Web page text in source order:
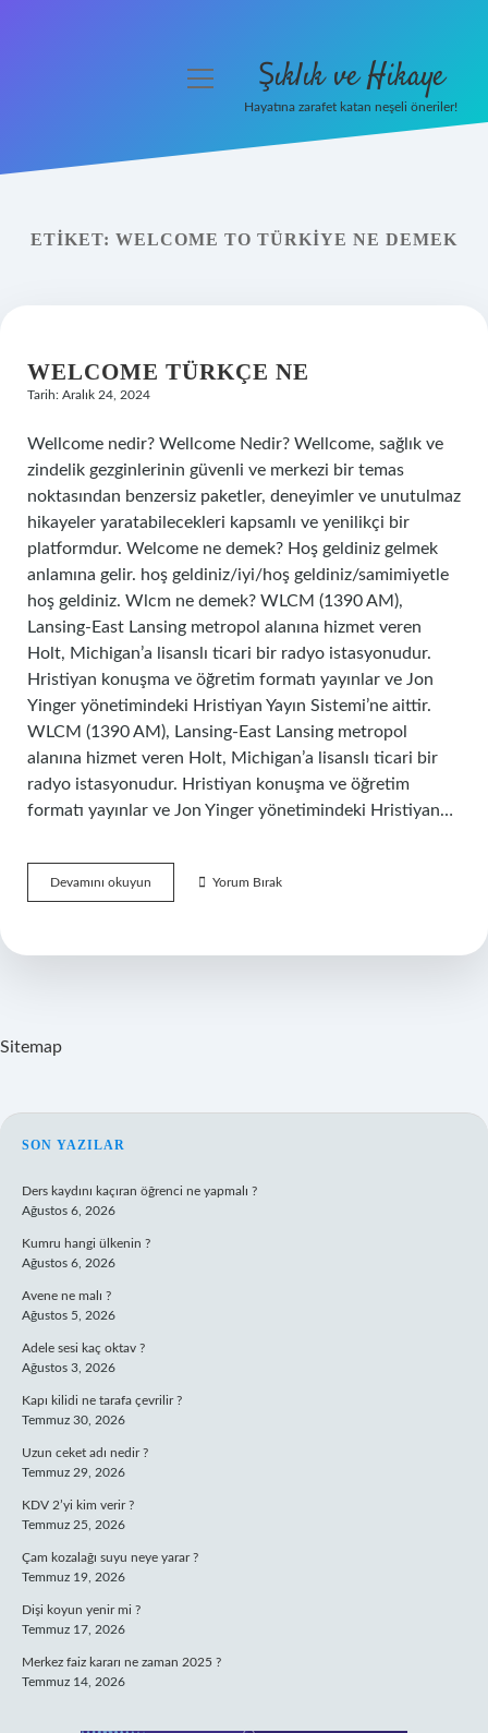
Yasal Uyarı
menüyü
Şıklık ve Hikaye
Hayatına zarafet katan neşeli öneriler!
ETIKET: WELCOME TO TÜRKIYE NE DEMEK
WELCOME TÜRKÇE NE
Tarih: Aralık 24, 2024
Wellcome nedir? Wellcome Nedir? Wellcome, sağlık ve
zindelik gezginlerinin güvenli ve merkezi bir temas
noktasından benzersiz paketler, deneyimler ve unutulmaz
hikayeler yaratabilecekleri kapsamlı ve yenilikçi bir
platformdur. Welcome ne demek? Hoş geldiniz gelmek
anlamına gelir. hoş geldiniz/iyi/hoş geldiniz/samimiyetle
hoş geldiniz. Wlcm ne demek? WLCM (1390 AM),
Lansing-East Lansing metropol alanına hizmet veren
Holt, Michigan’a lisanslı ticari bir radyo istasyonudur.
Hristiyan konuşma ve öğretim formatı yayınlar ve Jon
Yinger yönetimindeki Hristiyan Yayın Sistemi’ne aittir.
WLCM (1390 AM), Lansing-East Lansing metropol
alanına hizmet veren Holt, Michigan’a lisanslı ticari bir
radyo istasyonudur. Hristiyan konuşma ve öğretim
formatı yayınlar ve Jon Yinger yönetimindeki Hristiyan…
Devamını okuyun Welcome
Türkçe
Yorum Bırak
Sitemap
SIDEBAR
SON YAZILAR
Ders kaydını kaçıran öğrenci ne yapmalı ?
Ağustos 6, 2026
Kumru hangi ülkenin ?
Ağustos 6, 2026
Avene ne malı ?
Ağustos 5, 2026
Adele sesi kaç oktav ?
Ağustos 3, 2026
Kapı kilidi ne tarafa çevrilir ?
Temmuz 30, 2026
Uzun ceket adı nedir ?
Temmuz 29, 2026
KDV 2’yi kim verir ?
Temmuz 25, 2026
Çam kozalağı suyu neye yarar ?
Temmuz 19, 2026
Dişi koyun yenir mi ?
Temmuz 17, 2026
Merkez faiz kararı ne zaman 2025 ?
Temmuz 14, 2026